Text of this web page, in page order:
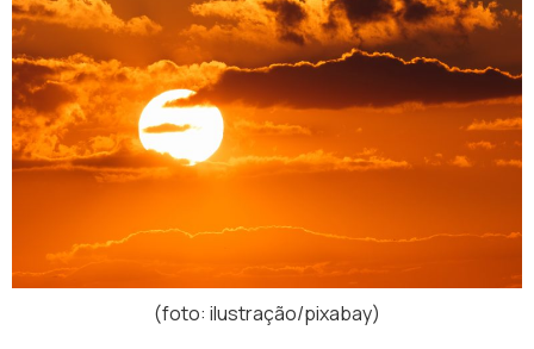
(foto: ilustração/pixabay)